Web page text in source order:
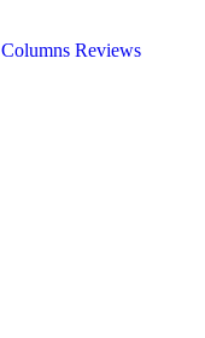
Columns Reviews